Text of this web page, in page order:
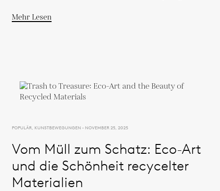
Mehr Lesen
POPULÄR, KUNSTBEWEGUNGEN - NOVEMBER 25, 2025
Vom Müll zum Schatz: Eco-Art
und die Schönheit recycelter
Materialien